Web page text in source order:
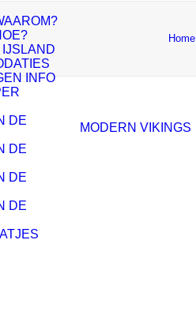
INFO
DE
DE
DE
DE
MODERN VIKINGS
Home